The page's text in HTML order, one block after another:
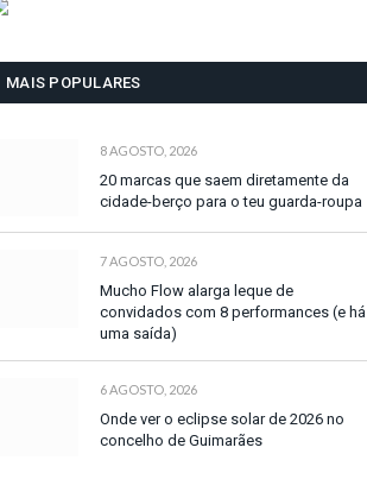
MAIS POPULARES
8 AGOSTO, 2026
20 marcas que saem diretamente da
cidade-berço para o teu guarda-roupa
7 AGOSTO, 2026
Mucho Flow alarga leque de
convidados com 8 performances (e há
uma saída)
6 AGOSTO, 2026
Onde ver o eclipse solar de 2026 no
concelho de Guimarães